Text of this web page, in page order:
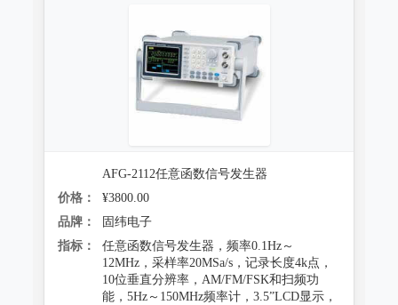
AFG-2112任意函数信号发生器
价格：
¥3800.00
品牌：
固纬电子
指标：
任意函数信号发生器，频率0.1Hz～
12MHz，采样率20MSa/s，记录长度4k点，
10位垂直分辨率，AM/FM/FSK和扫频功
能，5Hz～150MHz频率计，3.5”LCD显示，